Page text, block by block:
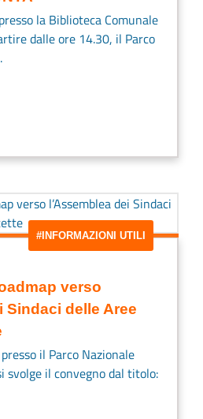
la Biblioteca Comunale
dalle ore 14.30, il Parco
#INFORMAZIONI UTILI
verso
Sindaci delle Aree
il Parco Nazionale
svolge il convegno dal titolo: